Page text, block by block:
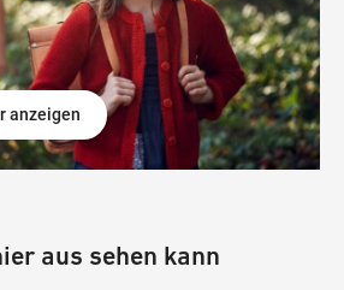
anzeigen
aus sehen kann